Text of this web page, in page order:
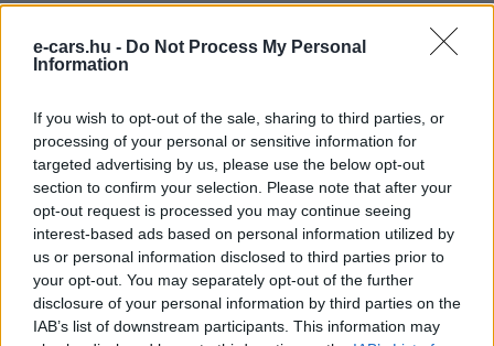
e-cars.hu - Do Not Process My Personal
Information
If you wish to opt-out of the sale, sharing to third parties, or
processing of your personal or sensitive information for
targeted advertising by us, please use the below opt-out
section to confirm your selection. Please note that after your
opt-out request is processed you may continue seeing
interest-based ads based on personal information utilized by
us or personal information disclosed to third parties prior to
your opt-out. You may separately opt-out of the further
disclosure of your personal information by third parties on the
IAB’s list of downstream participants. This information may
az elektromos Jeep újdonságokat, az elektromos Wrangler
például 2027-ben érkezik meg.
Add hozzá az e-cars.hu-t a Google
hírfolyamodhoz!
Kövesd az e-cars.hu-t a Facebookon is, további
tartalmakért!